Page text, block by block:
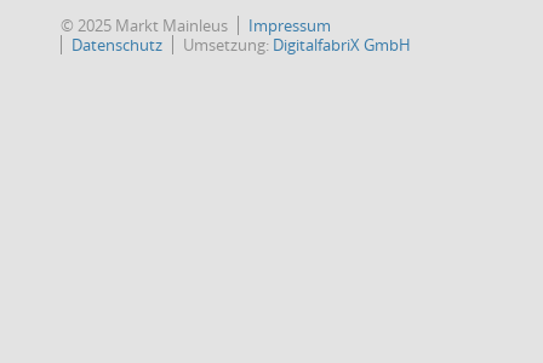
© 2025 Markt Mainleus
Impressum
Datenschutz
Umsetzung: DigitalfabriX GmbH